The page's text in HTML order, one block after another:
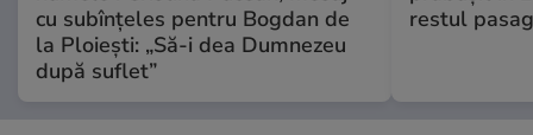
cu subînțeles pentru Bogdan de
la Ploiești: „Să-i dea Dumnezeu
după suflet”
restul